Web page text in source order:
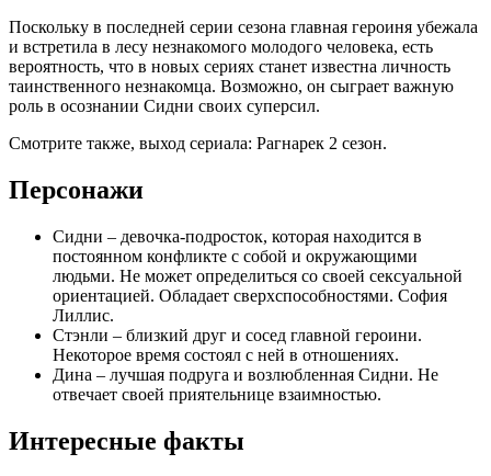
Поскольку в последней серии сезона главная героиня убежала
и встретила в лесу незнакомого молодого человека, есть
вероятность, что в новых сериях станет известна личность
таинственного незнакомца. Возможно, он сыграет важную
роль в осознании Сидни своих суперсил.
Смотрите также, выход сериала: Рагнарек 2 сезон.
Персонажи
Сидни – девочка-подросток, которая находится в
постоянном конфликте с собой и окружающими
людьми. Не может определиться со своей сексуальной
ориентацией. Обладает сверхспособностями. София
Лиллис.
Стэнли – близкий друг и сосед главной героини.
Некоторое время состоял с ней в отношениях.
Дина – лучшая подруга и возлюбленная Сидни. Не
отвечает своей приятельнице взаимностью.
Интересные факты